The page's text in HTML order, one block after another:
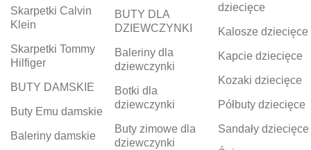
Skarpetki Calvin
Klein
Skarpetki Tommy
Hilfiger
BUTY DAMSKIE
Buty Emu damskie
Baleriny damskie
BUTY DLA
DZIEWCZYNKI
Baleriny dla
dziewczynki
Botki dla
dziewczynki
Buty zimowe dla
dziewczynki
dziecięce
Kalosze dziecięce
Kapcie dziecięce
Kozaki dziecięce
Półbuty dziecięce
Sandały dziecięce